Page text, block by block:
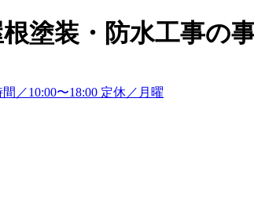
塗装・防水工事の